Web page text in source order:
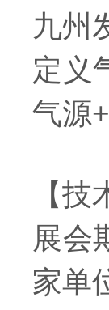
九州
定义
气源
【
展会
家单